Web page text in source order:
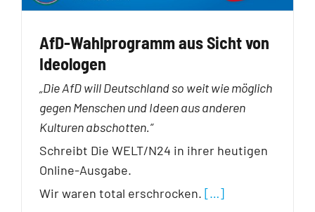
AfD-Wahlprogramm aus Sicht von
Ideologen
„Die AfD will Deutschland so weit wie möglich
gegen Menschen und Ideen aus anderen
Kulturen abschotten.“
Schreibt Die WELT/N24 in ihrer heutigen
Online-Ausgabe.
Wir waren total erschrocken. […]